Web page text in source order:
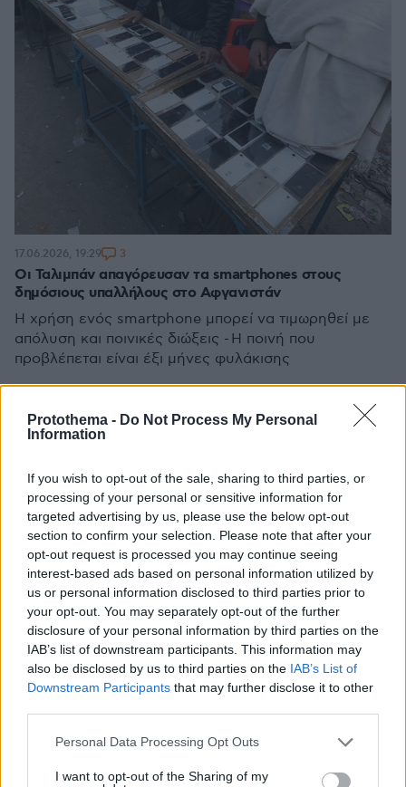
Protothema - Do Not Process My Personal
Information
If you wish to opt-out of the sale, sharing to third parties, or
processing of your personal or sensitive information for
targeted advertising by us, please use the below opt-out
section to confirm your selection. Please note that after your
opt-out request is processed you may continue seeing
interest-based ads based on personal information utilized by
us or personal information disclosed to third parties prior to
your opt-out. You may separately opt-out of the further
disclosure of your personal information by third parties on the
IAB’s list of downstream participants. This information may
also be disclosed by us to third parties on the IAB’s List of
Downstream Participants that may further disclose it to other
Please note that this website/app uses one or more Google
not limited to your visit or usage behaviour. You may click to
Personal Data Processing Opt Outs
I want to opt-out of the Sharing of my
Οι Ταλιμπάν απαγόρευσαν τα smartphones στους
δημόσιους υπαλλήλους στο Αφγανιστάν
H χρήση ενός smartphone μπορεί να τιμωρηθεί με
απόλυση και ποινικές διώξεις - Η ποινή που
προβλέπεται είναι έξι μήνες φυλάκισης
17.06.2026, 19:29 3